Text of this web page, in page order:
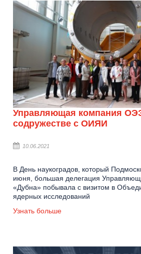
Управляющая компания
содружестве с ОИЯИ
10.06.2021
В День наукоградов, который
июня, большая делегация
«Дубна» побывала с визитом в
ядерных исследований
Узнать больше